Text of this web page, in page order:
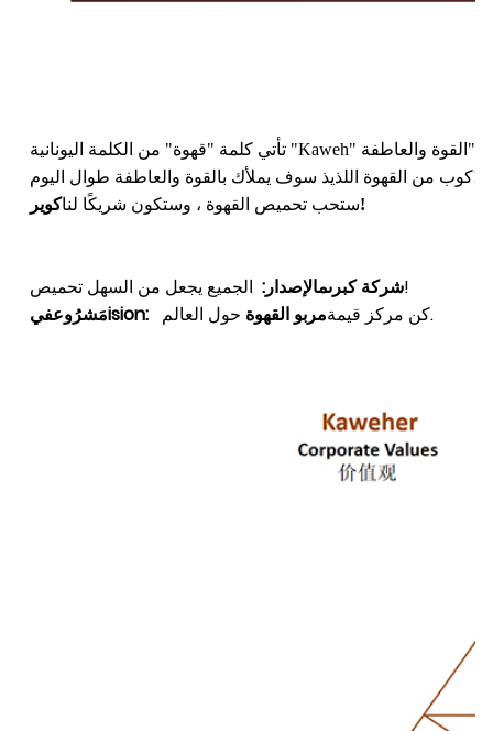
كوب من القهوة اللذيذ سوف يملأك بالقوة والعاطفة طوال اليوم!
ستحب تحميص القهوة ، وستكون شريكًا لناكوير !
شركة كبرىمالإصدار:
الجميع يجعل من السهل تحميص!
مَشرُوعفي ision: كن مركز قيمةمربو القهوة حول العالم.